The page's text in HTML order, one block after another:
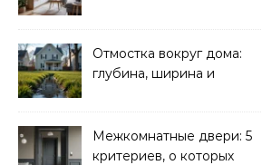
Отмостка вокруг дома:
глубина, ширина и
Межкомнатные двери: 5
критериев, о которых